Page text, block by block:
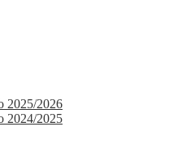
2025/2026
2024/2025